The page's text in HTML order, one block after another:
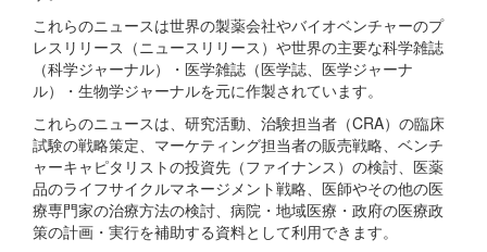
これらのニュースは世界の製薬会社やバイオベンチャーのプ
レスリリース（ニュースリリース）や世界の主要な科学雑誌
（科学ジャーナル）・医学雑誌（医学誌、医学ジャーナ
ル）・生物学ジャーナルを元に作製されています。
これらのニュースは、研究活動、治験担当者（CRA）の臨床
試験の戦略策定、マーケティング担当者の販売戦略、ベンチ
ャーキャピタリストの投資先（ファイナンス）の検討、医薬
品のライフサイクルマネージメント戦略、医師やその他の医
療専門家の治療方法の検討、病院・地域医療・政府の医療政
策の計画・実行を補助する資料として利用できます。